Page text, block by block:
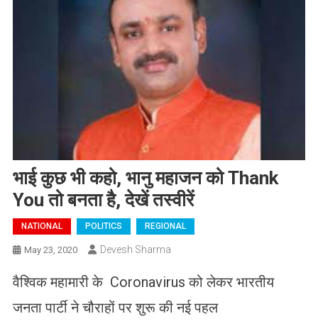
भाई कुछ भी कहो, भानु महाजन को Thank
You तो बनता है, देखें तस्वीरें
NATIONAL POLITICS REGIONAL
May 23, 2020 Devesh Sharma
वैश्विक महामारी के Coronavirus को लेकर भारतीय
जनता पार्टी ने चौराहों पर शुरू की नई पहल